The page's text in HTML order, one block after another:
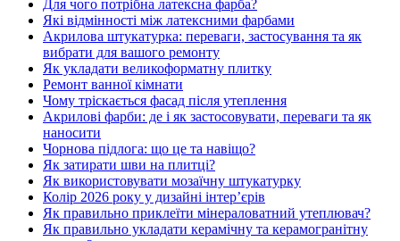
Для чого потрібна латексна фарба?
Які відмінності між латексними фарбами
Акрилова штукатурка: переваги, застосування та як
вибрати для вашого ремонту
Як укладати великоформатну плитку
Ремонт ванної кімнати
Чому тріскається фасад після утеплення
Акрилові фарби: де і як застосовувати, переваги та як
наносити
Чорнова підлога: що це та навіщо?
Як затирати шви на плитці?
Як використовувати мозаїчну штукатурку
Колір 2026 року у дизайні інтерʼєрів
Як правильно приклеїти мінераловатний утеплювач?
Як правильно укладати керамічну та керамогранітну